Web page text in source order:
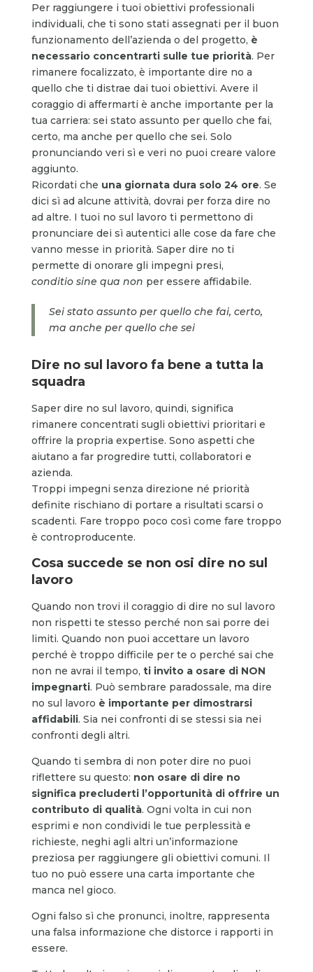
Per raggiungere i tuoi obiettivi professionali
individuali, che ti sono stati assegnati per il buon
funzionamento dell’azienda o del progetto, è
necessario concentrarti sulle tue priorità. Per
rimanere focalizzato, è importante dire no a
quello che ti distrae dai tuoi obiettivi. Avere il
coraggio di affermarti è anche importante per la
tua carriera: sei stato assunto per quello che fai,
certo, ma anche per quello che sei. Solo
pronunciando veri sì e veri no puoi creare valore
aggiunto.
Ricordati che una giornata dura solo 24 ore. Se
dici sì ad alcune attività, dovrai per forza dire no
ad altre. I tuoi no sul lavoro ti permettono di
pronunciare dei sì autentici alle cose da fare che
vanno messe in priorità. Saper dire no ti
permette di onorare gli impegni presi,
conditio sine qua non per essere affidabile.
Sei stato assunto per quello che fai, certo,
ma anche per quello che sei
Dire no sul lavoro fa bene a tutta la
squadra
Saper dire no sul lavoro, quindi, significa
rimanere concentrati sugli obiettivi prioritari e
offrire la propria expertise. Sono aspetti che
aiutano a far progredire tutti, collaboratori e
azienda.
Troppi impegni senza direzione né priorità
definite rischiano di portare a risultati scarsi o
scadenti. Fare troppo poco così come fare troppo
è controproducente.
Cosa succede se non osi dire no sul
lavoro
Quando non trovi il coraggio di dire no sul lavoro
non rispetti te stesso perché non sai porre dei
limiti. Quando non puoi accettare un lavoro
perché è troppo difficile per te o perché sai che
non ne avrai il tempo, ti invito a osare di NON
impegnarti. Può sembrare paradossale, ma dire
no sul lavoro è importante per dimostrarsi
affidabili. Sia nei confronti di se stessi sia nei
confronti degli altri.
Quando ti sembra di non poter dire no puoi
riflettere su questo: non osare di dire no
significa precluderti l’opportunità di offrire un
contributo di qualità. Ogni volta in cui non
esprimi e non condividi le tue perplessità e
richieste, neghi agli altri un’informazione
preziosa per raggiungere gli obiettivi comuni. Il
tuo no può essere una carta importante che
manca nel gioco.
Ogni falso sì che pronunci, inoltre, rappresenta
una falsa informazione che distorce i rapporti in
essere.